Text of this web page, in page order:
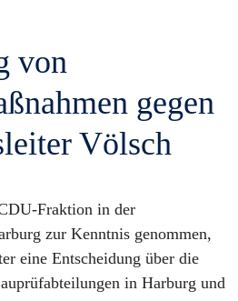
von
gegen
Völsch
Fraktion in der
zur Kenntnis genommen,
eine Entscheidung über die
in Harburg und